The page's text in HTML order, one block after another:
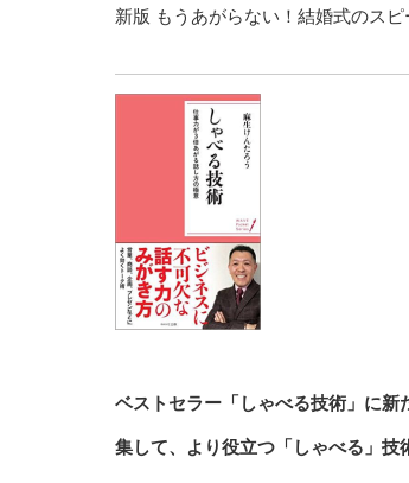
新版 もうあがらない！結婚式のス
ベストセラー「しゃべる技術」に
集して、より役立つ「しゃべる」技